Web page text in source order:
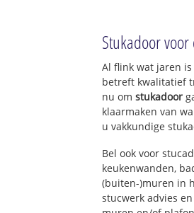
Stukadoor
Al flink wat jaren
betreft kwalitatief
nu omstukadoor
klaarmaken van
u vakkundige
Bel ook voor
keukenwanden,
(buiten-)muren in
stucwerk advies